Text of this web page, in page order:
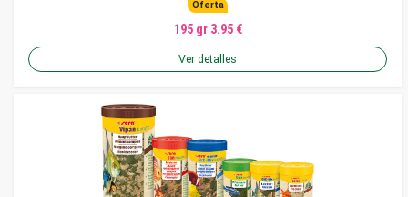
Oferta
195 gr 3.95 €
Ver detalles